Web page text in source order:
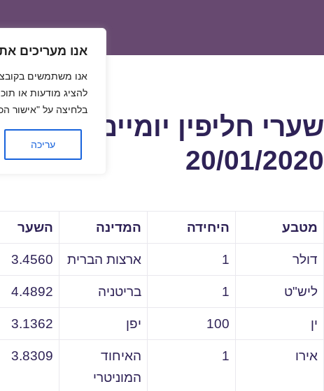
אנו מעריכים
להציג מודעות או
בלחיצה על "אישור
עריכה
שערי חליפין יומיים
20/01/2020
מטבע היחידה המדינה השער
דולר 1 ארצות הברית 3.4560
ליש"ט 1 בריטניה 4.4892
ין 100 יפן 3.1362
אירו 1
האיחוד
המוניטרי
3.8309